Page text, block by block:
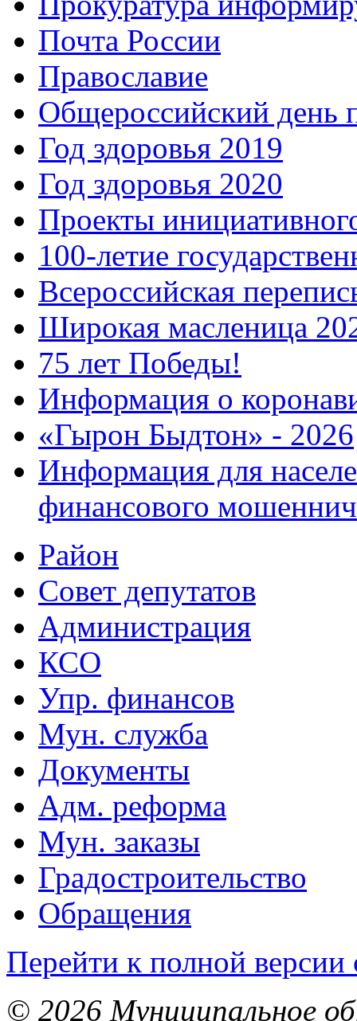
Почта России
Православие
Общероссийский день
Год здоровья 2019
Год здоровья 2020
Проекты
100-летие
Всероссийская
Широкая масленица
75 лет Победы!
Информация о
«Гырон Быдтон» - 2026
Информация для
финансового
Район
Совет депутатов
Администрация
КСО
Упр. финансов
Мун. служба
Документы
Адм. реформа
Мун. заказы
Градостроительство
Обращения
Перейти к полной версии
© 2026 Муниципальное